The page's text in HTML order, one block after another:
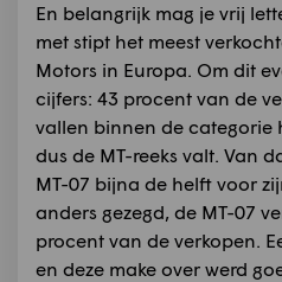
En belangrijk mag je vrij
met stipt het meest
Motors in Europa. Om dit
cijfers: 43 procent van de
vallen binnen de categorie
dus de MT-reeks valt. Van
MT-07 bijna de helft voor
anders gezegd, de MT-07
procent van de verkopen.
en deze make over werd